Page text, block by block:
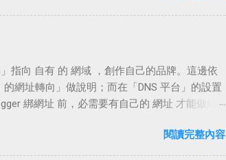
用 APP 給的「行動條碼掃描器」掃描電腦版
下就是相關的操作流程。 相關連結 LINE 官方網
」 LINE 問題反應表：「
設置教學 開啟「行動裝置」上的 LINE APP，
他裝置登入】。 回到【上一頁】點選【個人資
碼掃描器】，接著到「桌機裝置」開啟「電腦
啟中的「行動條碼掃描器」掃描畫面中的
【登入】。 在這邊系統提示「您已登入成功」
指向 自有 的 網域 ，創作自己的品牌。這邊依
網址轉向」做說明；而在「DNS 平台」的設置
綁網址 前，必需要有自己的 網址 才能做網
域 供應商做為選擇，例如：「 Namecheap
頂層網域 ) 子網域 blog 設定 (
閱讀完整內容